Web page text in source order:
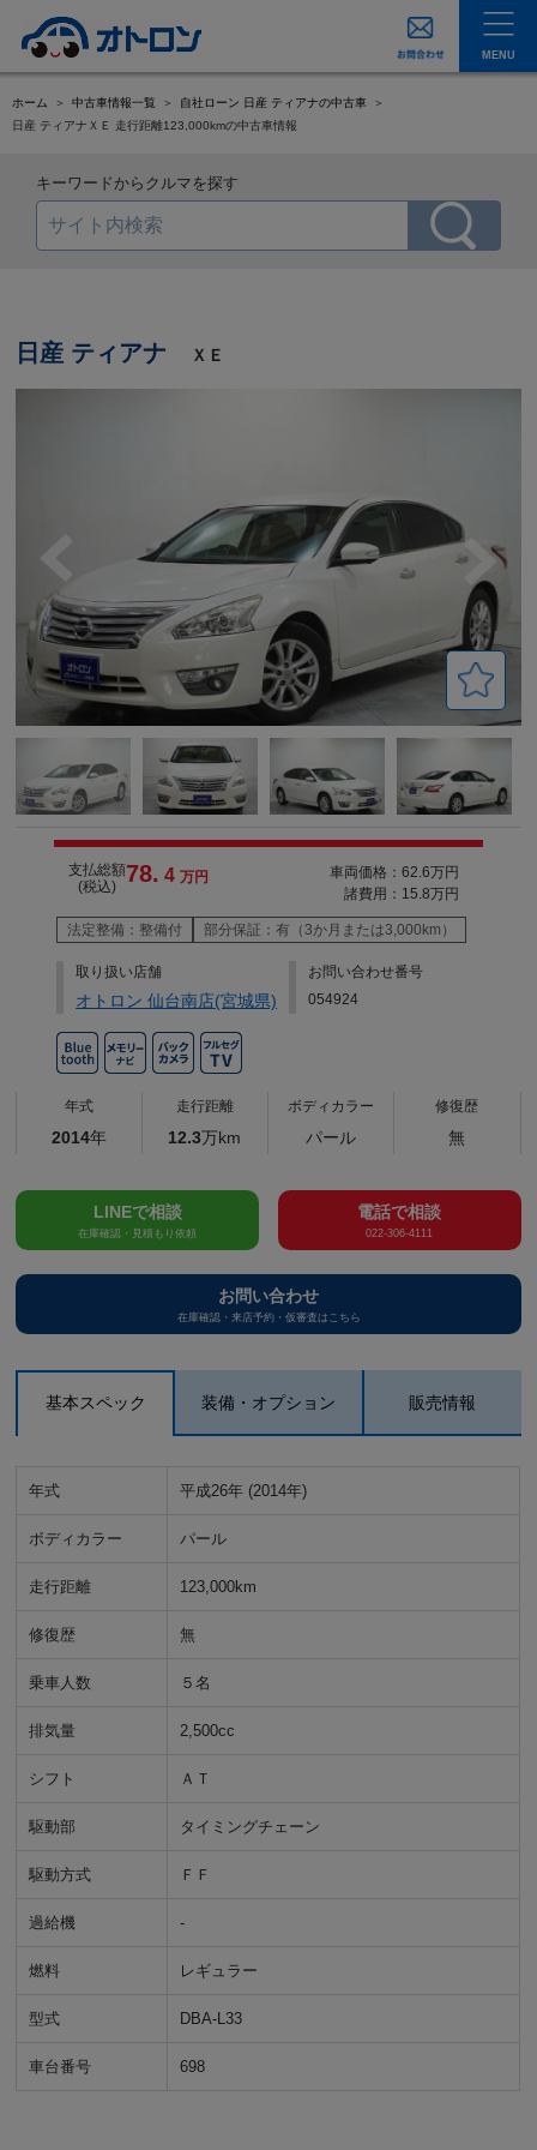
MENU
ホーム 中古車情報一覧
自社ローン 日産 ティアナの中古車
日産 ティアナＸＥ 走行距離123,000kmの中古車情報
キーワードからクルマを探す
日産 ティアナ ＸＥ
支払総額
(税込)
78. 4 万円
車両価格：62.6万円
諸費用：15.8万円
法定整備：整備付 部分保証：有（3か月または3,000km）
取り扱い店舗
オトロン 仙台南店(宮城県)
お問い合わせ番号
054924
年式
2014年
走行距離
12.3万km
ボディカラー
パール
修復歴
無
LINEで相談
在庫確認・見積もり依頼
電話で相談
022-306-4111
お問い合わせ
在庫確認・来店予約・仮審査はこちら
基本スペック 装備・オプション 販売情報
年式 平成26年 (2014年)
ボディカラー パール
走行距離 123,000km
修復歴 無
乗車人数 ５名
排気量 2,500cc
シフト ＡＴ
駆動部 タイミングチェーン
駆動方式 ＦＦ
過給機 -
燃料 レギュラー
型式 DBA-L33
車台番号 698